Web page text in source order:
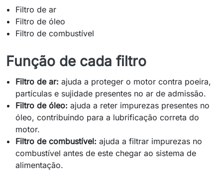
Filtro de ar
Filtro de óleo
Filtro de combustível
Função de cada filtro
Filtro de ar: ajuda a proteger o motor contra poeira,
partículas e sujidade presentes no ar de admissão.
Filtro de óleo: ajuda a reter impurezas presentes no
óleo, contribuindo para a lubrificação correta do
motor.
Filtro de combustível: ajuda a filtrar impurezas no
combustível antes de este chegar ao sistema de
alimentação.